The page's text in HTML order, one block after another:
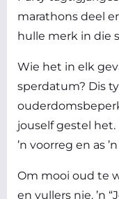
marathons deel
hulle merk in die
Wie het in elk
sperdatum? Dis
jouself gestel het.
’n voorreg en as
Om mooi oud te
en vullers nie. ’n